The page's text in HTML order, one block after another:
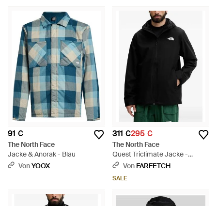
91 €
The North Face
Jacke & Anorak - Blau
VonYOOX
311 €295 €
The North Face
Quest Triclimate Jacke -
Schwarz
Von FARFETCH
SALE